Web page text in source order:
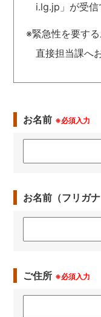
i.lg.jp」が受信
※緊急性を要す
直接担当課へ
お名前 ※必須入力
お名前（フリガナ
ご住所 ※必須入力